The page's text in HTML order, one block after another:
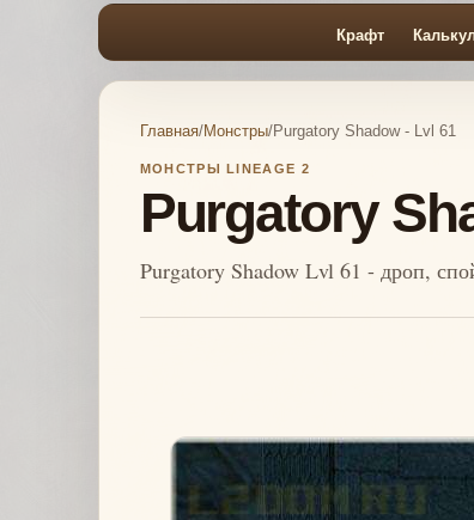
Крафт
Главная/Монстры/Purgatory Shadow - Lvl 61
МОНСТРЫ LINEAGE 2
Purgatory
Purgatory Shadow Lvl 61 - дроп,